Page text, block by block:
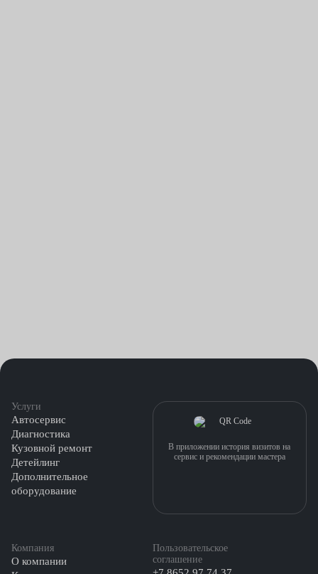
Услуги
Автосервис
Диагностика
Кузовной ремонт
Детейлинг
Дополнительное
оборудование
Компания
О компании
Пользовательское
соглашение
В приложении история визитов на
сервис и рекомендации мастера